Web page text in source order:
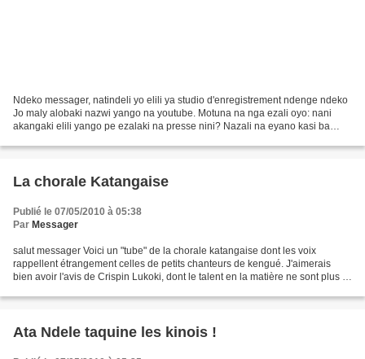
Ndeko messager, natindeli yo elili ya studio d'enregistrement ndenge ndeko
Jo maly alobaki nazwi yango na youtube. Motuna na nga ezali oyo: nani
akangaki elili yango pe ezalaki na presse nini? Nazali na eyano kasi ba
La chorale Katangaise
Publié le 07/05/2010 à 05:38
Par Messager
salut messager Voici un "tube" de la chorale katangaise dont les voix
rappellent étrangement celles de petits chanteurs de kengué. J'aimerais
bien avoir l'avis de Crispin Lukoki, dont le talent en la matière ne sont plus à
Ata Ndele taquine les kinois !